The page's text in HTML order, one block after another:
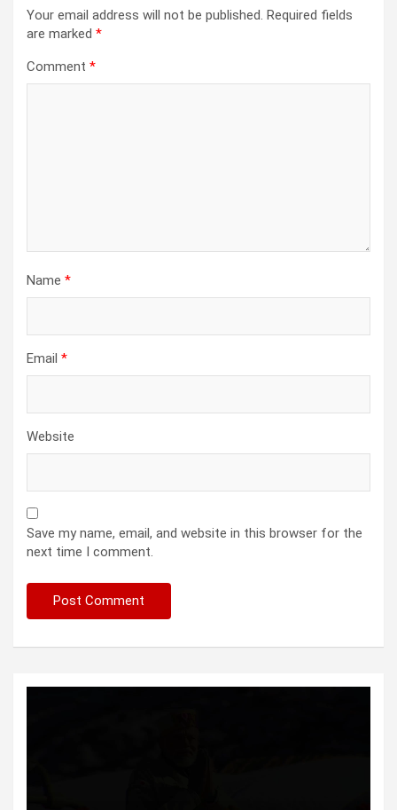
Your email address will not be published. Required fields
are marked *
Comment *
Name *
Email *
Website
Save my name, email, and website in this browser for the
next time I comment.